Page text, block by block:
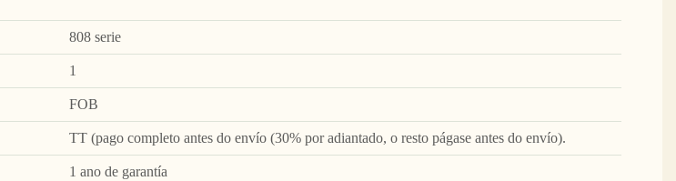
808 serie
1
FOB
TT (pago completo antes do envío (30% por adiantado, o resto págase antes do envío).
1 ano de garantía